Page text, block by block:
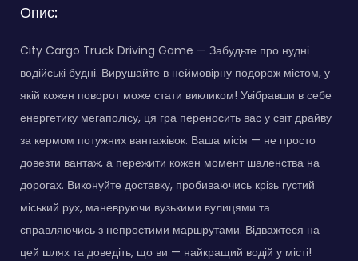
Опис:
City Cargo Truck Driving Game — Забудьте про нудні
водійські будні. Вирушайте в неймовірну подорож містом, у
якій кожен поворот може стати викликом! Увібравши в себе
енергетику мегаполісу, ця гра переносить вас у світ драйву
за кермом потужних вантажівок. Ваша місія — не просто
довезти вантаж, а пережити кожен момент шаленства на
дорогах. Виконуйте доставку, пробиваючись крізь густий
міський рух, маневруючи вузькими вулицями та
справляючись з непростими маршрутами. Відважтеся на
цей шлях та доведіть, що ви — найкращий водій у місті!